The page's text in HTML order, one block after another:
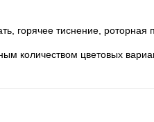
горячее тиснение,
количеством цветовых